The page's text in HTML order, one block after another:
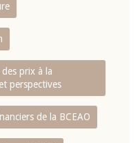
prix à la
perspectives
de la BCEAO